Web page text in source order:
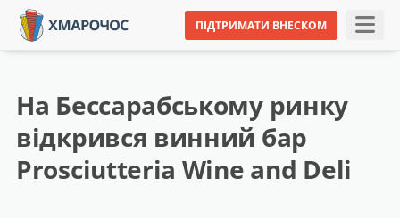
ПІДТРИМАТИ ВНЕСКОМ
На Бессарабському ринку
відкрився винний бар
Prosciutteria Wine and Deli